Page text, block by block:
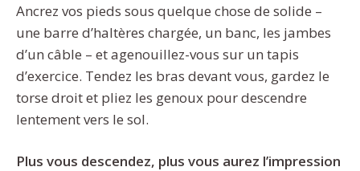
Ancrez vos pieds sous quelque chose de solide –
une barre d’haltères chargée, un banc, les jambes
d’un câble – et agenouillez-vous sur un tapis
d’exercice. Tendez les bras devant vous, gardez le
torse droit et pliez les genoux pour descendre
lentement vers le sol.
Plus vous descendez, plus vous aurez l’impression